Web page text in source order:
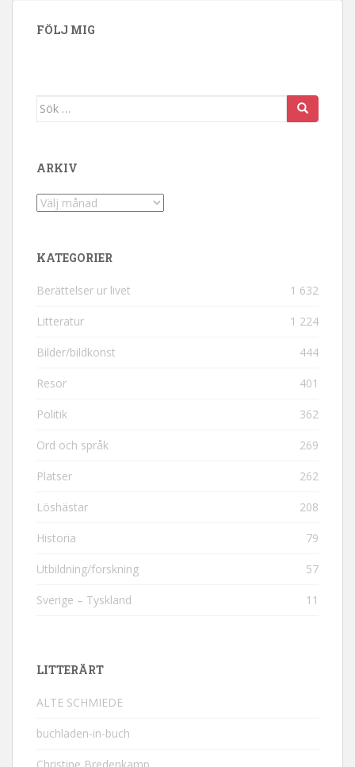
FÖLJ MIG
Sök efter:
ARKIV
Arkiv
KATEGORIER
Berättelser ur livet 1 632
Litteratur 1 224
Bilder/bildkonst 444
Resor 401
Politik 362
Ord och språk 269
Platser 262
Löshästar 208
Historia 79
Utbildning/forskning 57
Sverige – Tyskland 11
LITTERÄRT
ALTE SCHMIEDE
buchladen-in-buch
Christine Bredenkamp